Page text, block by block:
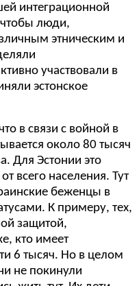
интеграционной
чтобы люди,
этническим и
участвовали в
эстонское
в связи с войной в
около 80 тысяч
Для Эстонии это
всего населения. Тут
беженцы в
К примеру, тех,
защитой,
кто имеет
6 тысяч. Но в целом
не покинули